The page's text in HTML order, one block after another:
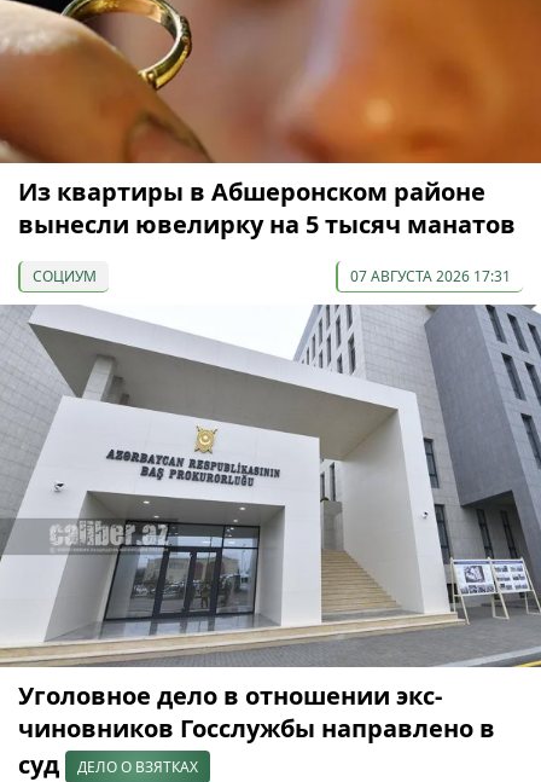
Из квартиры в Абшеронском районе
вынесли ювелирку на 5 тысяч манатов
СОЦИУМ 07 АВГУСТА 2026 17:31
Уголовное дело в отношении экс-
чиновников Госслужбы направлено в
суд
ДЕЛО О ВЗЯТКАХ